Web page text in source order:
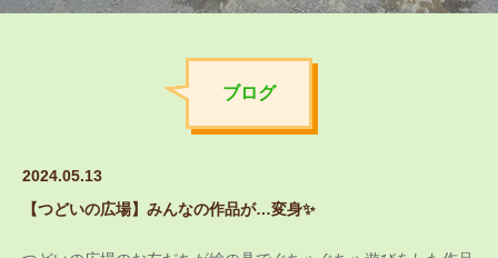
ブログ
2024.05.13
【つどいの広場】みんなの作品が…変身✨